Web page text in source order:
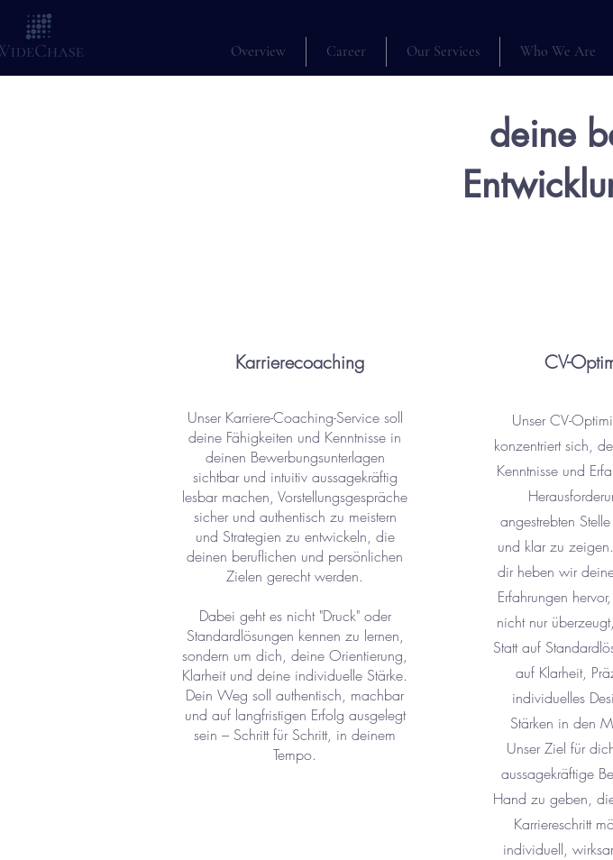
Overview Career Our Services Who We Are
deine
Karrierecoaching
Unser Karriere-Coaching-Service soll
deine Fähigkeiten und Kenntnisse in
deinen Bewerbungsunterlagen
sichtbar und intuitiv aussagekräftig
lesbar machen, Vorstellungsgespräche
sicher und authentisch zu meistern
und Strategien zu entwickeln, die
deinen beruflichen und persönlichen
Zielen gerecht werden.
Dabei geht es nicht "Druck" oder
Standardlösungen kennen zu lernen,
sondern um dich, deine Orientierung,
Klarheit und deine individuelle Stärke.
Dein Weg soll authentisch, machbar
und auf langfristigen Erfolg ausgelegt
sein – Schritt für Schritt, in deinem
Tempo.
CV-
Unser CV-
konzentriert sich,
Kenntnisse und
angestrebten
und klar zu
dir heben wir
Erfahrungen
nicht nur
Statt auf
auf Klarheit,
individuelles
Stärken in den
Unser Ziel für
aussagekräftige
Hand zu geben,
Karriereschritt
individuell,